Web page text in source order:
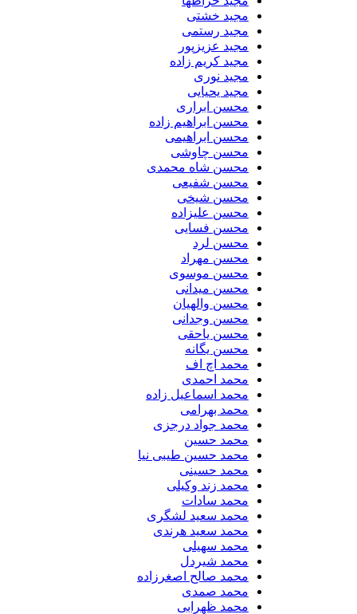
مجید خشتی
مجید رستمی
مجید عزیزپور
مجید کریم زاده
مجید نوری
مجید یحیایی
محسن ابراری
محسن ابراهیم زاده
محسن ابراهیمی
محسن چاوشی
محسن شاه محمدی
محسن شفیعی
محسن شیخی
محسن علیزاده
محسن فسایی
محسن لرد
محسن مهراد
محسن موسوی
محسن میدانی
محسن والهیان
محسن وجدانی
محسن یاحقی
محسن یگانه
محمد اچ اف
محمد احمدی
محمد اسماعیل زاده
محمد بهرامی
محمد جواد درجزی
محمد حسین
محمد حسین طیبی نیا
محمد حسینی
محمد زند وکیلی
محمد سادات
محمد سعید لشگری
محمد سعید هرندی
محمد سهیلی
​محمد شیردل
محمد صالح اصغرزاده
محمد صمدی
محمد ظهرابی